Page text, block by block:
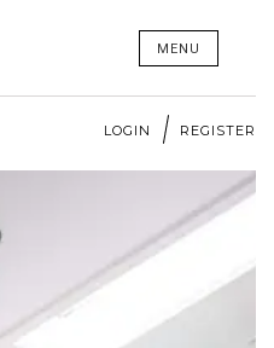
MENU
LOGIN REGISTER